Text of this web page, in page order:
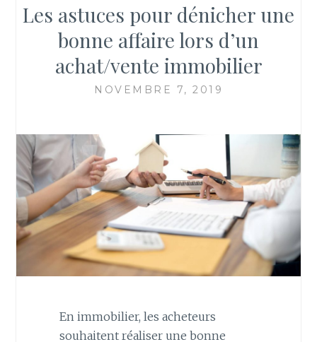
Les astuces pour dénicher une
bonne affaire lors d’un
achat/vente immobilier
NOVEMBRE 7, 2019
En immobilier, les acheteurs
souhaitent réaliser une bonne